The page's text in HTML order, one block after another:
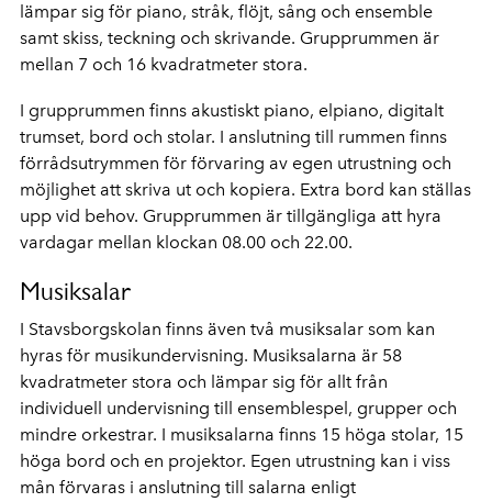
lämpar sig för piano, stråk, flöjt, sång och ensemble
samt skiss, teckning och skrivande. Grupprummen är
mellan 7 och 16 kvadratmeter stora.
I grupprummen finns akustiskt piano, elpiano, digitalt
trumset, bord och stolar. I anslutning till rummen finns
förrådsutrymmen för förvaring av egen utrustning och
möjlighet att skriva ut och kopiera. Extra bord kan ställas
upp vid behov. Grupprummen är tillgängliga att hyra
vardagar mellan klockan 08.00 och 22.00.
Musiksalar
I Stavsborgskolan finns även två musiksalar som kan
hyras för musikundervisning. Musiksalarna är 58
kvadratmeter stora och lämpar sig för allt från
individuell undervisning till ensemblespel, grupper och
mindre orkestrar. I musiksalarna finns 15 höga stolar, 15
höga bord och en projektor. Egen utrustning kan i viss
mån förvaras i anslutning till salarna enligt